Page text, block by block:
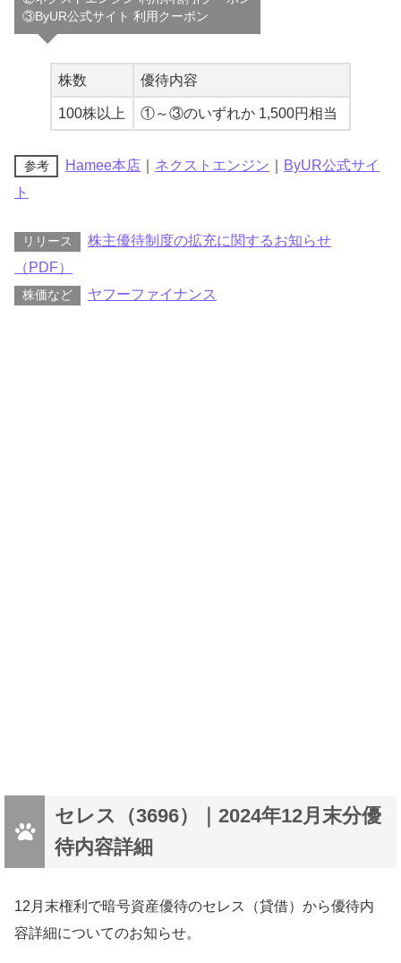
③ByUR公式サイト 利用クーポン
株数 優待内容
100株以上 ①～③のいずれか 1,500円相当
参考 Hamee本店 ネクストエンジン
ByUR公式サイ
ト
リリース
株主優待制度の拡充に関するお知らせ
（PDF）
株価など ヤフーファイナンス
セレス（3696）｜2024年12月末分優
待内容詳細
12月末権利で暗号資産優待のセレス（貸借）から優待内
容詳細についてのお知らせ。